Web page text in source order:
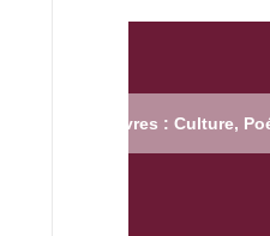
Livres : Culture,